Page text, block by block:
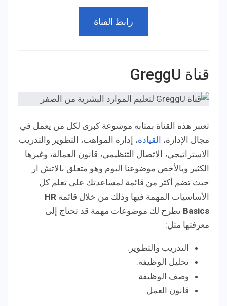
رابط القناة
قناة GreggU
تعتبر هذه القناة بمثابة موسوعة كبرى لكل من يعمل في
مجال الإدارة، القيادة، إدارة المواهب، التطوير والتدريب
الاستراتيجي، الاتصال التنظيمي، قانون العمالة، وغيرها
الكثير وبالأخص موضوعنا اليوم وهو متعلق بالاتش ار
حيث تضم أكثر من قائمة لمساعدتك على تعلم كل
الأساسيات المهمة فيها وذلك من خلال قائمة HR
Basics تطرح لك موضوعات مهمة قد تحتاج إلى
معرفتها مثل:
التدريب والتطوير.
تحليل الوظيفة.
وصف الوظيفة.
قانون العمل.